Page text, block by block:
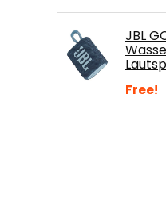
JBL
Free!